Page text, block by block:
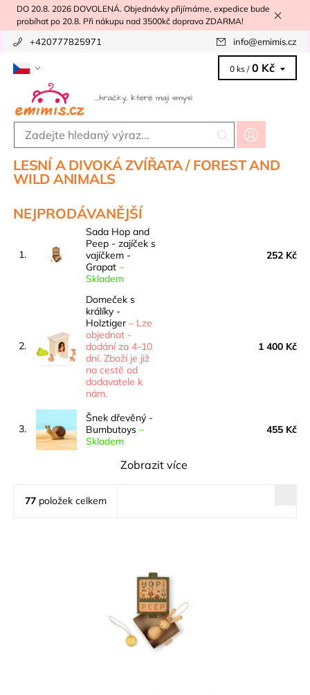
DO 20.8. 2026 DOVOLENÁ. Objednávky přijímáme, expedice bude
probíhat po 20.8. Při nákupu nad 3500kč doprava ZDARMA!
+420777825971 info@emimis.cz
0 ks / 0 Kč
LESNÍ A DIVOKÁ ZVÍŘATA / FOREST AND
WILD ANIMALS
NEJPRODÁVANĚJŠÍ
1.
Sada Hop and
Peep - zajíček s
vajíčkem -
Grapat –
Skladem
252 Kč
2.
Domeček s
králíky -
Holztiger – Lze
objednat -
dodání za 4-10
dní. Zboží je již
na cestě od
dodavatele k
nám.
1 400 Kč
3.
Šnek dřevěný -
Bumbutoys –
Skladem
455 Kč
Zobrazit více
77 položek celkem